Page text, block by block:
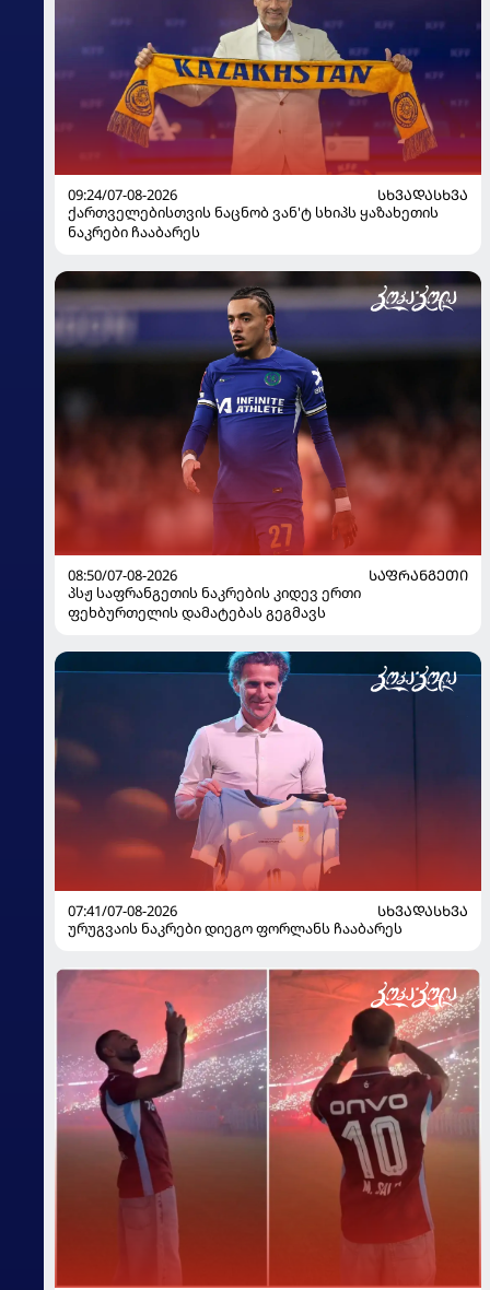
09:24/07-08-2026
ᲡᲮᲕᲐᲓᲐᲡᲮᲕᲐ
ქართველებისთვის ნაცნობ ვან'ტ სხიპს ყაზახეთის
ნაკრები ჩააბარეს
08:50/07-08-2026
ᲡᲐᲤᲠᲐᲜᲒᲔᲗᲘ
პსჟ საფრანგეთის ნაკრების კიდევ ერთი
ფეხბურთელის დამატებას გეგმავს
07:41/07-08-2026
ᲡᲮᲕᲐᲓᲐᲡᲮᲕᲐ
ურუგვაის ნაკრები დიეგო ფორლანს ჩააბარეს